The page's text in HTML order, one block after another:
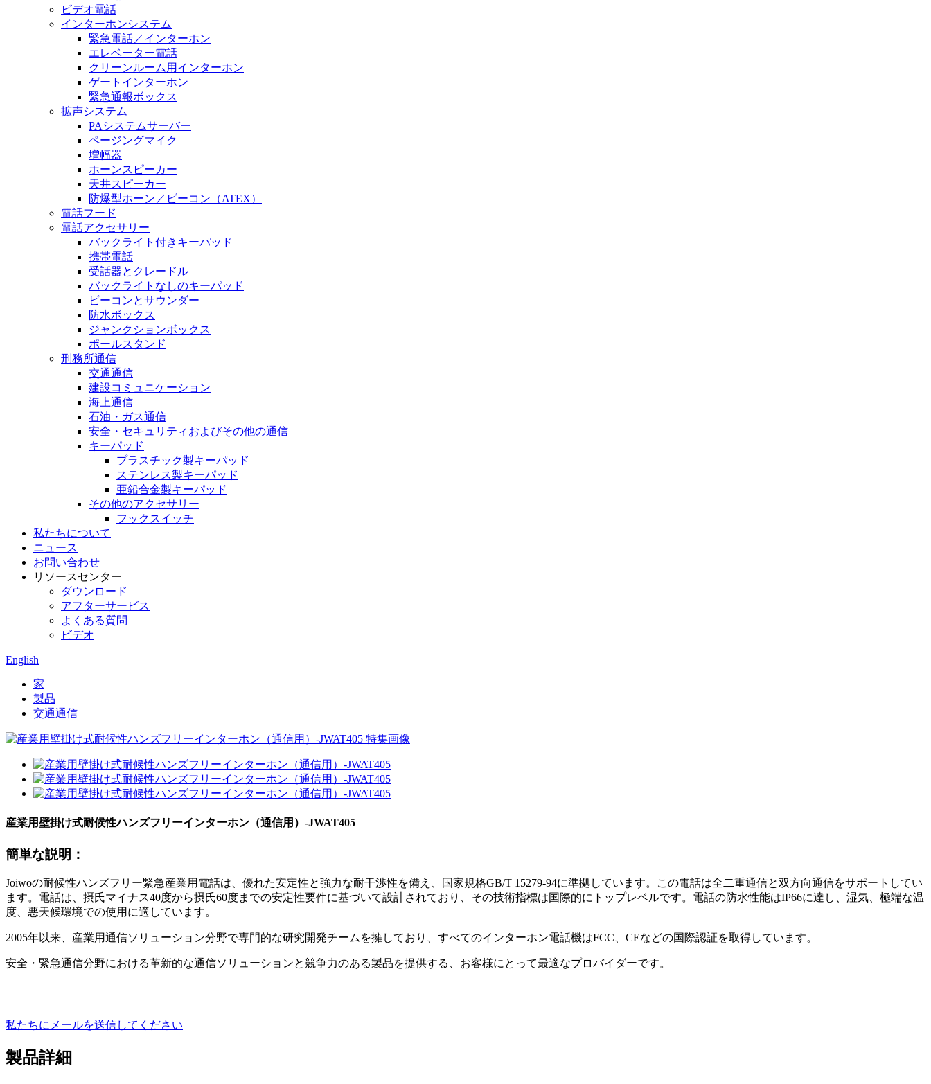
ビデオ電話
インターホンシステム
緊急電話／インターホン
エレベーター電話
クリーンルーム用インターホン
ゲートインターホン
緊急通報ボックス
拡声システム
PAシステムサーバー
ページングマイク
増幅器
ホーンスピーカー
天井スピーカー
防爆型ホーン／ビーコン（ATEX）
電話フード
電話アクセサリー
バックライト付きキーパッド
携帯電話
受話器とクレードル
バックライトなしのキーパッド
ビーコンとサウンダー
防水ボックス
ジャンクションボックス
ポールスタンド
刑務所通信
交通通信
建設コミュニケーション
海上通信
石油・ガス通信
安全・セキュリティおよびその他の通信
キーパッド
プラスチック製キーパッド
ステンレス製キーパッド
亜鉛合金製キーパッド
その他のアクセサリー
フックスイッチ
私たちについて
ニュース
お問い合わせ
リソースセンター
ダウンロード
アフターサービス
よくある質問
ビデオ
English
家
製品
交通通信
産業用壁掛け式耐候性ハンズフリーインターホン（通信用）-JWAT405
簡単な説明：
Joiwoの耐候性ハンズフリー緊急産業用電話は、優れた安定性と強力な耐干渉性を備え、国家規格GB/T 15279-94に準拠しています。この電話は全二重通信と双方向通信をサポートしてい
ます。電話は、摂氏マイナス40度から摂氏60度までの安定性要件に基づいて設計されており、その技術指標は国際的にトップレベルです。電話の防水性能はIP66に達し、湿気、極端な温
度、悪天候環境での使用に適しています。
2005年以来、産業用通信ソリューション分野で専門的な研究開発チームを擁しており、すべてのインターホン電話機はFCC、CEなどの国際認証を取得しています。
安全・緊急通信分野における革新的な通信ソリューションと競争力のある製品を提供する、お客様にとって最適なプロバイダーです。
私たちにメールを送信してください
製品詳細